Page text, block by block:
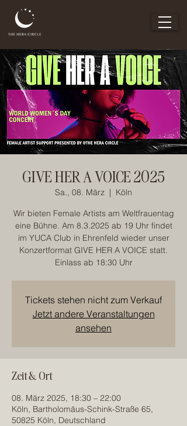
GIVE HER A VOICE 2025
Sa., 08. März
  |
Köln
Wir bieten Female Artists am Weltfrauentag
eine Bühne. Am 8.3.2025 ab 19 Uhr findet
im YUCA Club in Ehrenfeld wieder unser
Konzertformat GIVE HER A VOICE statt.
Einlass ab 18:30 Uhr
Tickets stehen nicht zum Verkauf
Jetzt andere Veranstaltungen
ansehen
Zeit & Ort
08. März 2025, 18:30 – 22:00
Köln, Bartholomäus-Schink-Straße 65,
50825 Köln, Deutschland